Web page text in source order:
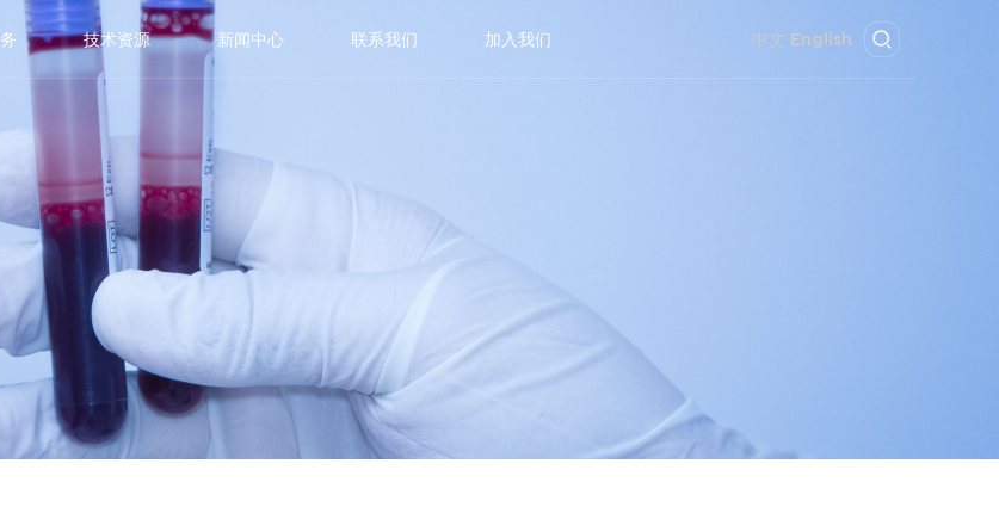
技术资源 新闻中心 联系我们 加入我们 中文 English